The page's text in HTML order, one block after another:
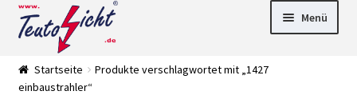
Zur
Navigation
springen
Springe
zum
Menü
►
Startseite
Produkte verschlagwortet mit „1427
einbaustrahler“